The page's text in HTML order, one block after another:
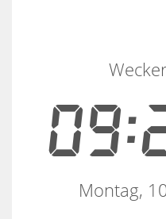
Montag,